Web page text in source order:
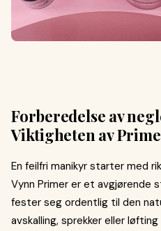
Forberedelse av
Viktigheten av
En feilfri manikyr starter med
Vynn Primer er et avgjørende
fester seg ordentlig til den
avskalling, sprekker eller